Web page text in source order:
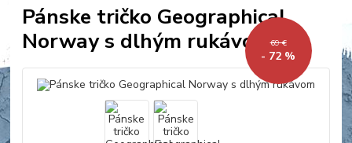
Pánske tričko Geographical
Norway s dlhým rukávom69 €
- 72 %